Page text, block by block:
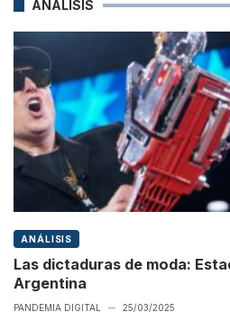
ANÁLISIS
ANÁLISIS
Las dictaduras de moda:
Argentina
PANDEMIA DIGITAL — 25/03/2025